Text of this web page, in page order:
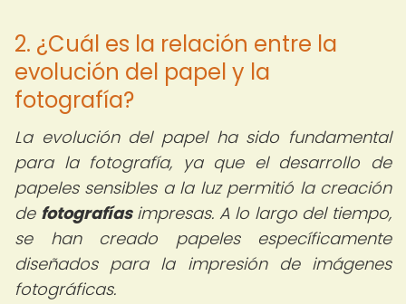
2. ¿Cuál es la relación entre la
evolución del papel y la
fotografía?
La evolución del papel ha sido fundamental
para la fotografía, ya que el desarrollo de
papeles sensibles a la luz permitió la creación
de fotografíasimpresas. A lo largo del tiempo,
se han creado papeles específicamente
diseñados para la impresión de imágenes
fotográficas.